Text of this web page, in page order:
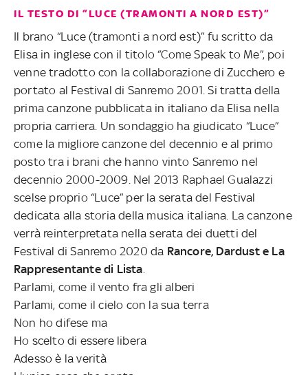
IL TESTO DI “LUCE (TRAMONTI A NORD EST)”
Il brano “Luce (tramonti a nord est)” fu scritto da
Elisa in inglese con il titolo “Come Speak to Me”, poi
venne tradotto con la collaborazione di Zucchero e
portato al Festival di Sanremo 2001. Si tratta della
prima canzone pubblicata in italiano da Elisa nella
propria carriera. Un sondaggio ha giudicato “Luce”
come la migliore canzone del decennio e al primo
posto tra i brani che hanno vinto Sanremo nel
decennio 2000-2009. Nel 2013 Raphael Gualazzi
scelse proprio “Luce” per la serata del Festival
dedicata alla storia della musica italiana. La canzone
verrà reinterpretata nella serata dei duetti del
Festival di Sanremo 2020 da Rancore, Dardust e La
Rappresentante di Lista
Parlami, come il vento fra gli alberi
Parlami, come il cielo con la sua terra
Non ho difese ma
Ho scelto di essere libera
Adesso è la verità